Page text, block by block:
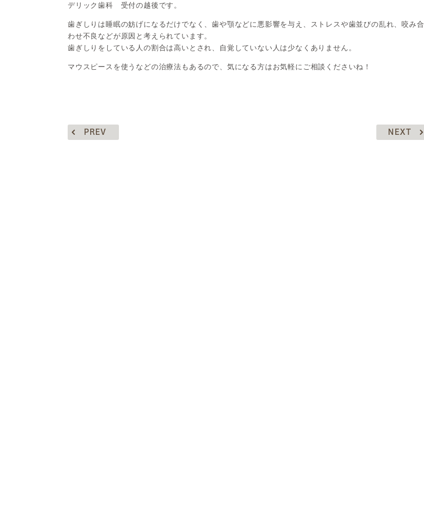
デリック歯科 受付の越後です。
歯ぎしりは睡眠の妨げになるだけでなく、歯や顎などに悪影響を与え、ストレスや歯並びの乱れ、咬み合
わせ不良などが原因と考えられています。
歯ぎしりをしている人の割合は高いとされ、自覚していない人は少なくありません。
マウスピースを使うなどの治療法もあるので、気になる方はお気軽にご相談くださいね！
PREV NEXT